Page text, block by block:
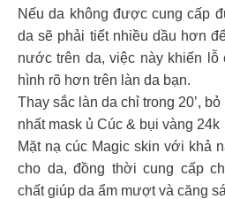
Nếu da không được cung cấp
da sẽ phải tiết nhiều dầu hơn
nước trên da, việc này khiến lỗ
hình rõ hơn trên làn da bạn.
Thay sắc làn da chỉ trong 20’,
nhất mask ủ Cúc & bụi vàng 24k
Mặt nạ cúc Magic skin với khả
cho da, đồng thời cung cấp
chất giúp da ẩm mượt và căng